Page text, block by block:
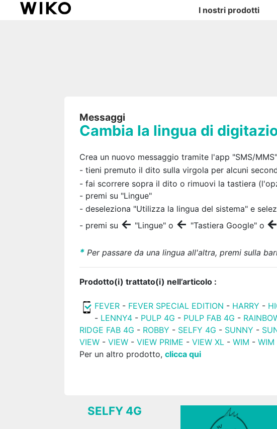
I nostri prodotti
Messaggi
Cambia la lingua di
Crea un nuovo messaggio tramite l'app "SMS/MMS"
- tieni premuto il dito sulla virgola per alcuni
- fai scorrere sopra il dito o rimuovi la tastiera
- premi su "Lingue"
- deseleziona "Utilizza la lingua del sistema" e
- premi su ← "Lingue" o ← "Tastiera Google" o ←
* Per passare da una lingua all'altra, premi sulla
Prodotto(i) trattato(i) nell’articolo :
FEVER - FEVER SPECIAL EDITION - HARRY -
- LENNY4 - PULP 4G - PULP FAB 4G -
RIDGE FAB 4G - ROBBY - SELFY 4G - SUNNY -
VIEW -VIEW -VIEW PRIME -VIEW XL -WIM -WIM
Per un altro prodotto,clicca qui
SELFY 4G